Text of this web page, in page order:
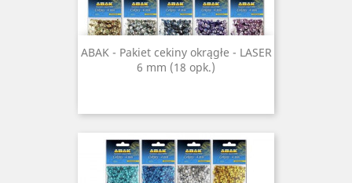
ABAK - Pakiet cekiny okrągłe - LASER
6 mm (18 opk.)